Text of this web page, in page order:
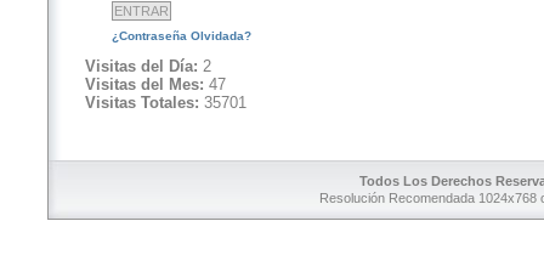
¿Contraseña Olvidada?
Visitas del Día: 2
Visitas del Mes: 47
Visitas Totales: 35701
Todos Los Derechos
Resolución Recomendada